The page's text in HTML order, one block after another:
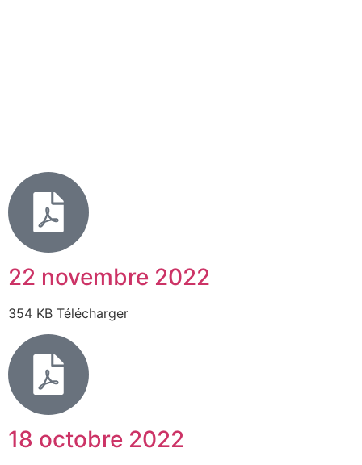
22 novembre 2022
354 KB Télécharger
18 octobre 2022